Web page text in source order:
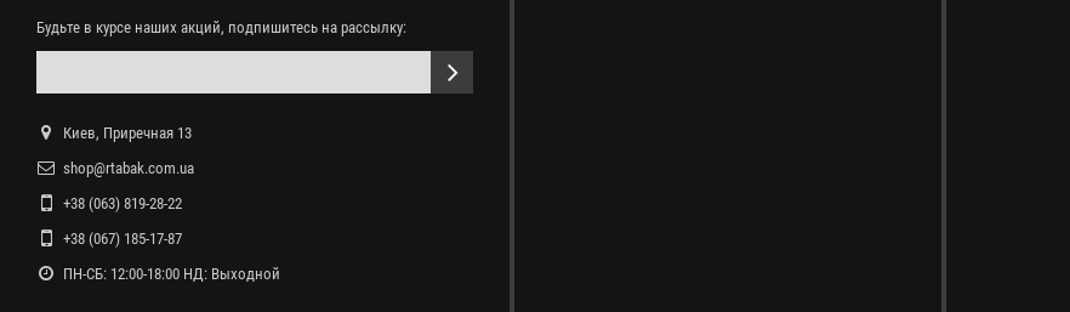
Будьте в курсе наших акций, подпишитесь на рассылку:
Киев, Приречная 13
shop@rtabak.com.ua
+38 (063) 819-28-22
+38 (067) 185-17-87
ПН-СБ: 12:00-18:00 НД: Выходной